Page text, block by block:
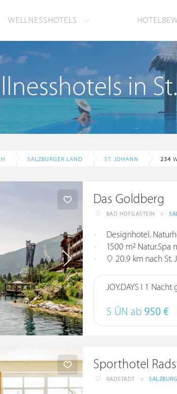
WELLNESSHOTELS
in
SALZBURGER LAND ST. JOHANN 234
Das Goldberg
BAD HOFGASTEIN >
Designhotel.
1500 m²
20.9 km nach St.
JOY.DAYS I 1
5 ÜN ab 950 €
Sporthotel
RADSTADT >